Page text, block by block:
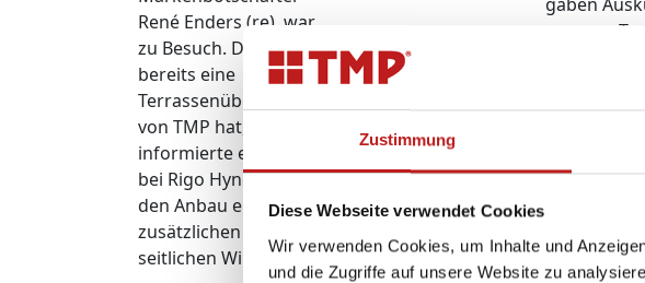
Zustimmung
Diese Webseite verwendet Cookies
Wir verwenden Cookies, um Inhalte und
und die Zugriffe auf unsere Website zu
René Enders (re), war
zu Besuch. Da er
bereits eine
Terrassenüberdachung
von TMP hat,
informierte er sich
bei Rigo Hynek über
den Anbau eines
zusätzlichen
seitlichen Windfangs.
warmen
„Wir
der guten